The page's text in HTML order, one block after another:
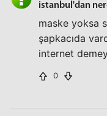
istanbul'dan
maske yoksa
şapkacıda
internet
0